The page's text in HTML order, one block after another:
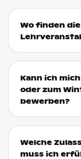
Wo finden die
Kann ich
oder zum
bewerben?
Welche
muss ich